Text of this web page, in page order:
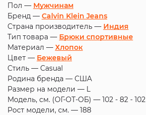
Пол — Мужчинам
Бренд — Calvin Klein Jeans
Страна производитель — Индия
Тип товара — Брюки спортивные
Материал — Хлопок
Цвет — Бежевый
Стиль — Casual
Родина бренда — США
Размер на модели — L
Модель, см. (ОГ-ОТ-ОБ) — 102 - 82 - 102
Рост модели, см. — 188